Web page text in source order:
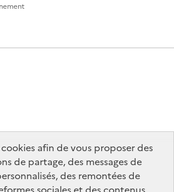
afin de vous proposer des
de partage, des messages de
des remontées de
info.gouv.fr
data.gouv.fr